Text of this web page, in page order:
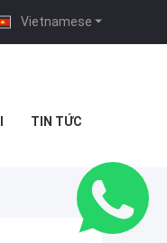
Vietnamese
TIN TỨC